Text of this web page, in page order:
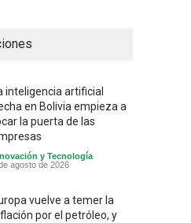
inteligencia artificial
en Bolivia empieza a
la puerta de las
y Tecnología
agosto de 2026
vuelve a temer la
por el petróleo, y